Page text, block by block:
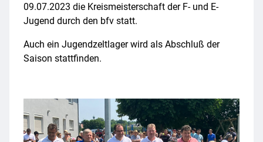
09.07.2023 die Kreismeisterschaft der F- und E-
Jugend durch den bfv statt.
Auch ein Jugendzeltlager wird als Abschluß der
Saison stattfinden.